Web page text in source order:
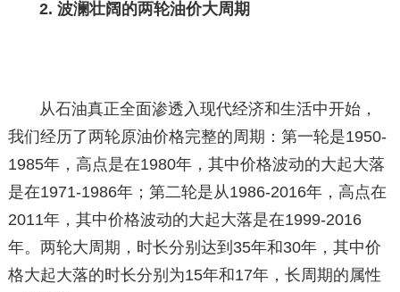
2. 波澜壮阔的两轮油价大周期
从石油真正全面渗透入现代经济和生活中开始，
我们经历了两轮原油价格完整的周期：第一轮是1950-
1985年，高点是在1980年，其中价格波动的大起大落
是在1971-1986年；第二轮是从1986-2016年，高点在
2011年，其中价格波动的大起大落是在1999-2016
年。两轮大周期，时长分别达到35年和30年，其中价
格大起大落的时长分别为15年和17年，长周期的属性